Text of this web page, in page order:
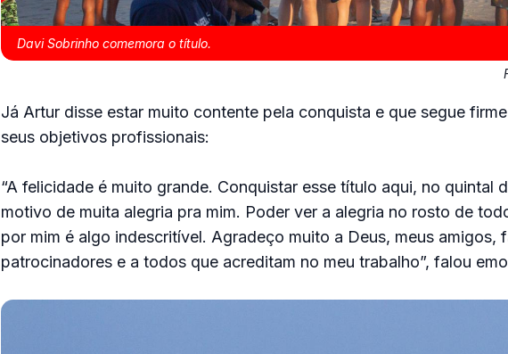
Davi Sobrinho comemora o título.
Já Artur disse estar muito contente pela conquista e que segue
seus objetivos profissionais:
“A felicidade é muito grande. Conquistar esse título aqui, no quintal
motivo de muita alegria pra mim. Poder ver a alegria no rosto de
por mim é algo indescritível. Agradeço muito a Deus, meus amigos,
patrocinadores e a todos que acreditam no meu trabalho”, falou